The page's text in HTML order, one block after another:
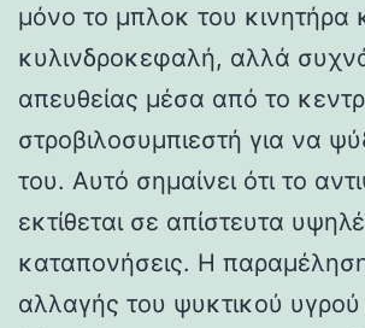
μόνο το μπλοκ του κινητήρα
κυλινδροκεφαλή, αλλά
απευθείας μέσα από το
στροβιλοσυμπιεστή για να
του. Αυτό σημαίνει ότι το
εκτίθεται σε απίστευτα
καταπονήσεις. Η
αλλαγής του ψυκτικού υγρού